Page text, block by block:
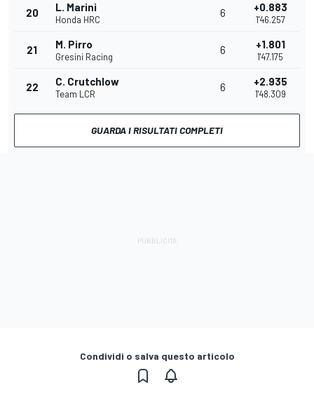
20 L. Marini
Honda HRC
6 +0.883
1'46.257
21 M. Pirro
Gresini Racing
6 +1.801
1'47.175
22 C. Crutchlow
Team LCR
6 +2.935
1'48.309
GUARDA I RISULTATI COMPLETI
Condividi o salva questo articolo